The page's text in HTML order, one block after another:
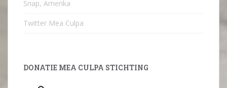
Snap, Amerika
Twitter Mea Culpa
DONATIE MEA CULPA STICHTING